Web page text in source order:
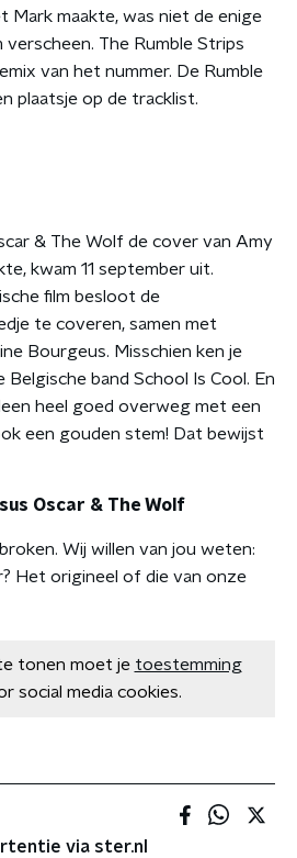
Mark maakte, was niet de enige
verscheen. The Rumble Strips
van het nummer. De Rumble
plaatsje op de tracklist.
& The Wolf de cover van Amy
kwam 11 september uit.
film besloot de
te coveren, samen met
Bourgeus. Misschien ken je
Belgische band School Is Cool. En
heel goed overweg met een
een gouden stem! Dat bewijst
Oscar & The Wolf
Wij willen van jou weten:
Het origineel of die van onze
tonen moet je toestemming
social media cookies.
via ster.nl